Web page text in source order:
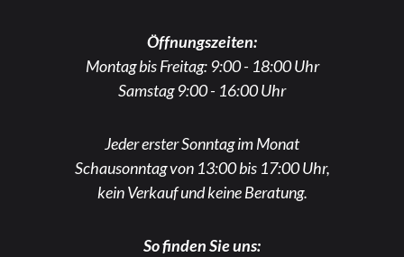
Öffnungszeiten:
Montag bis Freitag: 9:00 - 18:00 Uhr
Samstag 9:00 - 16:00 Uhr
Jeder erster Sonntag im Monat
Schausonntag von 13:00 bis 17:00 Uhr,
kein Verkauf und keine Beratung.
So finden Sie uns: